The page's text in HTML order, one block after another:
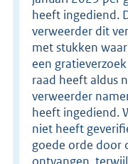
heeft ingediend.
verweerder dit
met stukken
een
raad heeft aldus
verweerder
heeft ingediend.
niet heeft
goede orde door
ontvangen,